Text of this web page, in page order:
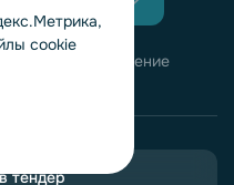
на получение
сообщений
тендер
cookie